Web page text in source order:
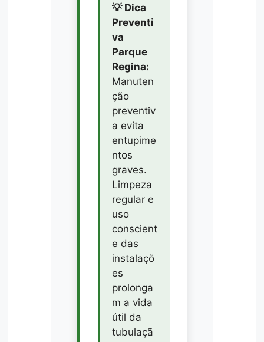
💡 Dica
Preventi
va
Parque
Regina:
Manuten
ção
preventiv
a evita
entupime
ntos
graves.
Limpeza
regular e
uso
conscient
e das
instalaçõ
es
prolonga
m a vida
útil da
tubulaçã